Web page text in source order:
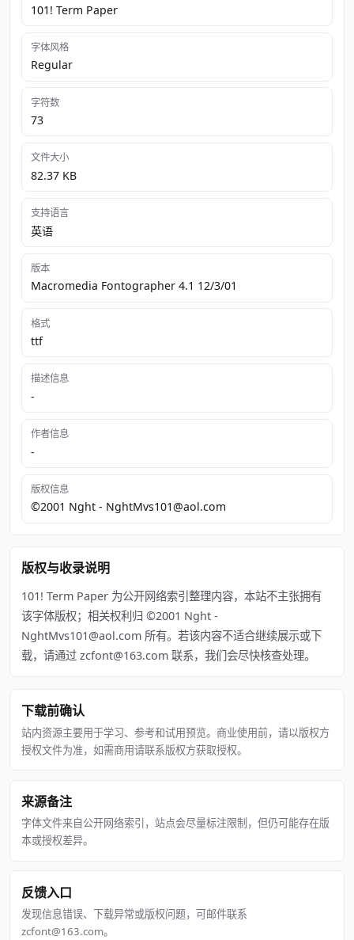
101! Term Paper
字体风格
Regular
字符数
73
文件大小
82.37 KB
支持语言
英语
版本
Macromedia Fontographer 4.1 12/3/01
格式
ttf
描述信息
-
作者信息
-
版权信息
©2001 Nght - NghtMvs101@aol.com
版权与收录说明
101! Term Paper 为公开网络索引整理内容，本站不主张拥有
该字体版权；相关权利归 ©2001 Nght -
NghtMvs101@aol.com 所有。若该内容不适合继续展示或下
载，请通过 zcfont@163.com 联系，我们会尽快核查处理。
下载前确认
站内资源主要用于学习、参考和试用预览。商业使用前，请以版权方
授权文件为准，如需商用请联系版权方获取授权。
来源备注
字体文件来自公开网络索引，站点会尽量标注限制，但仍可能存在版
本或授权差异。
反馈入口
发现信息错误、下载异常或版权问题，可邮件联系
zcfont@163.com。